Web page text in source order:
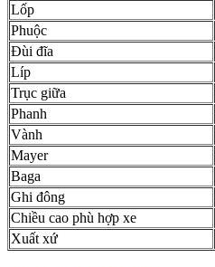
Lốp
Phuộc
Đùi đĩa
Líp
Trục giữa
Phanh
Vành
Mayer
Baga
Ghi đông
Chiều cao phù hợp xe
Xuất xứ